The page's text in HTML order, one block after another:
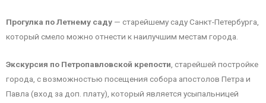
Прогулка по Летнему саду — старейшему саду Санкт-Петербурга,
который смело можно отнести к наилучшим местам города.
Экскурсия по Петропавловской крепости, старейшей постройке
города, с возможностью посещения собора апостолов Петра и
Павла (вход за доп. плату), который является усыпальницей